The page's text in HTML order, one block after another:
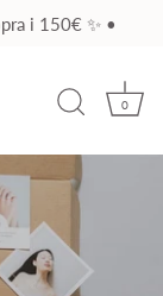
i 150€ ✨ •
0